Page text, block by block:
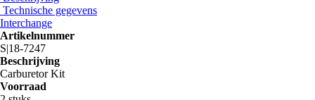
Technische gegevens
Interchange
Artikelnummer
S|18-7247
Beschrijving
Carburetor Kit
Voorraad